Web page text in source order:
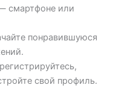
смартфоне или
понравившуюся
свой профиль.